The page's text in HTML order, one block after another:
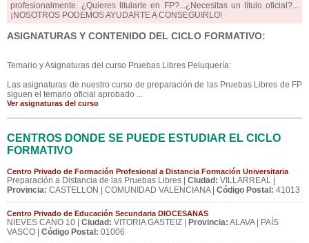
profesionalmente. ¿Quieres titularte en FP?...¿Necesitas un título oficial?...
¡NOSOTROS PODEMOS AYUDARTE A CONSEGUIRLO!
ASIGNATURAS Y CONTENIDO DEL CICLO FORMATIVO:
Temario y Asignaturas del curso Pruebas Libres Peluquería:
Las asignaturas de nuestro curso de preparación de las Pruebas Libres de FP
siguen el temario oficial aprobado ...
Ver asignaturas del curso
CENTROS DONDE SE PUEDE ESTUDIAR EL CICLO
FORMATIVO
Centro Privado de Formación Profesional a Distancia Formación Universitaria
Preparación a Distancia de las Pruebas Libres | Ciudad: VILLARREAL |
Provincia: CASTELLON | COMUNIDAD VALENCIANA | Código Postal: 41013
Centro Privado de Educación Secundaria DIOCESANAS
NIEVES CANO 10 | Ciudad: VITORIA GASTEIZ | Provincia: ALAVA | PAÍS
VASCO | Código Postal: 01006